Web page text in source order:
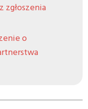
zgłoszenia
o